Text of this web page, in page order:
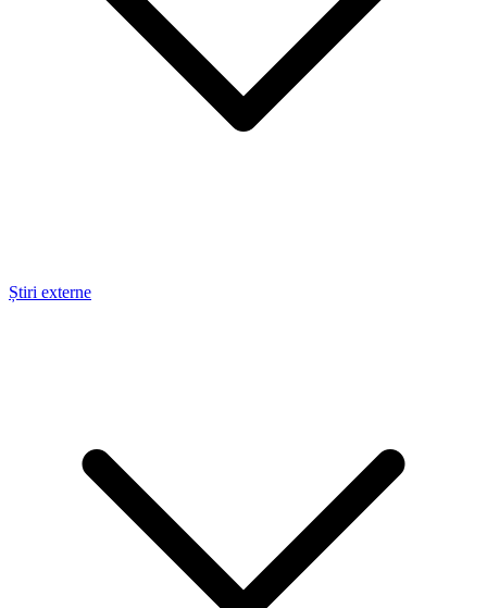
Știri externe